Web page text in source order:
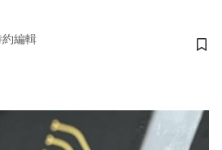
編輯
儲